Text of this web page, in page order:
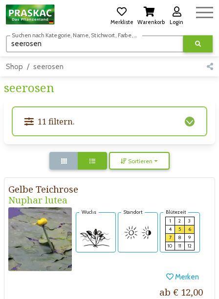
Merkliste Warenkorb Login
Suchen nach Kategorie, Name, Stichwort, Farbe, usw.
Shop seerosen
seerosen
11 filtern.
Sortieren
Gelbe Teichrose
Nuphar lutea
Wuchs Standort
Blütezeit
1
2
3
4
5
6
7
8
9
10
11 12
Merken
ab € 12,00